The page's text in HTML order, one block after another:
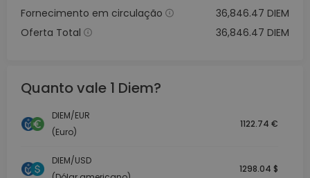
Fornecimento em circulação
36,846.47 DIEM
Oferta Total
36,846.47 DIEM
Quanto vale 1 Diem?
DIEM/EUR
(Euro)
1122.74 €
DIEM/USD
1298.04 $